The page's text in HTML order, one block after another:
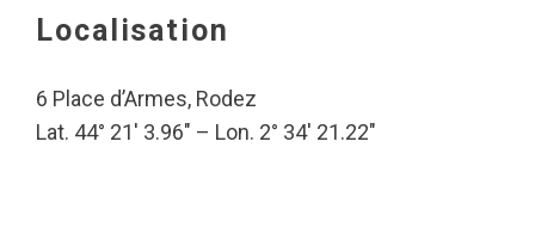
Localisation
6 Place d’Armes, Rodez
Lat. 44° 21′ 3.96″ – Lon. 2° 34′ 21.22″